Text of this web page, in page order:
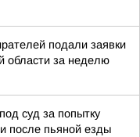
подали заявки
области за неделю
суд за попытку
после пьяной езды